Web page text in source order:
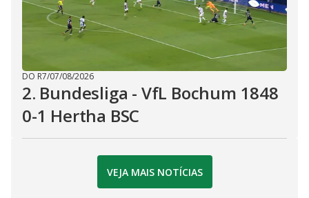
DO R7/07/08/2026
2. Bundesliga - VfL Bochum 1848
0-1 Hertha BSC
VEJA MAIS NOTÍCIAS